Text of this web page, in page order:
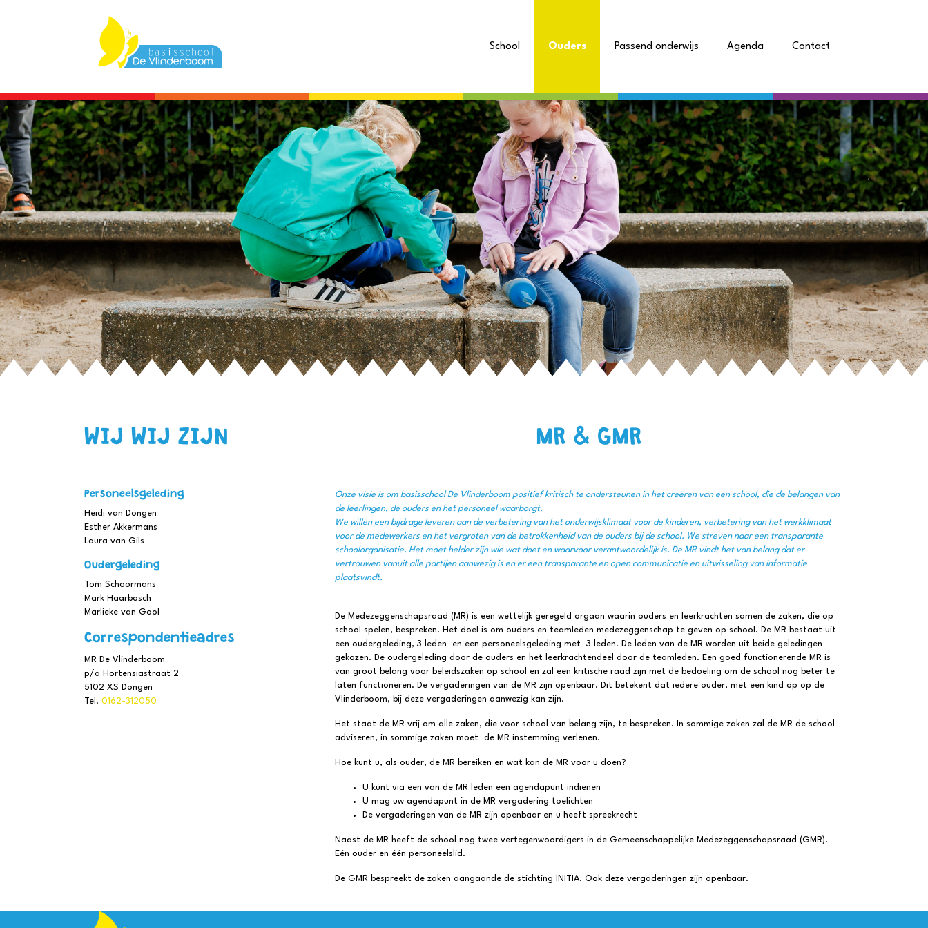
School Ouders Passend onderwijs Agenda Contact
WIJ WIJ ZIJN
Personeelsgeleding
Heidi van Dongen
Esther Akkermans
Laura van Gils
Oudergeleding
Tom Schoormans
Mark Haarbosch
Marlieke van Gool
Correspondentieadres
MR De Vlinderboom
p/a Hortensiastraat 2
5102 XS Dongen
Tel. 0162-312050
MR & GMR
Onze visie is om basisschool De Vlinderboom positief kritisch te ondersteunen in het creëren van een school, die de belangen van
de leerlingen, de ouders en het personeel waarborgt.
We willen een bijdrage leveren aan de verbetering van het onderwijsklimaat voor de kinderen, verbetering van het werkklimaat
voor de medewerkers en het vergroten van de betrokkenheid van de ouders bij de school. We streven naar een transparante
schoolorganisatie. Het moet helder zijn wie wat doet en waarvoor verantwoordelijk is. De MR vindt het van belang dat er
vertrouwen vanuit alle partijen aanwezig is en er een transparante en open communicatie en uitwisseling van informatie
plaatsvindt.
De Medezeggenschapsraad (MR) is een wettelijk geregeld orgaan waarin ouders en leerkrachten samen de zaken, die op
school spelen, bespreken. Het doel is om ouders en teamleden medezeggenschap te geven op school. De MR bestaat uit
een oudergeleding, 3 leden en een personeelsgeleding met 3 leden. De leden van de MR worden uit beide geledingen
gekozen. De oudergeleding door de ouders en het leerkrachtendeel door de teamleden. Een goed functionerende MR is
van groot belang voor beleidszaken op school en zal een kritische raad zijn met de bedoeling om de school nog beter te
laten functioneren. De vergaderingen van de MR zijn openbaar. Dit betekent dat iedere ouder, met een kind op op de
Vlinderboom, bij deze vergaderingen aanwezig kan zijn.
Het staat de MR vrij om alle zaken, die voor school van belang zijn, te bespreken. In sommige zaken zal de MR de school
adviseren, in sommige zaken moet de MR instemming verlenen.
Hoe kunt u, als ouder, de MR bereiken en wat kan de MR voor u doen?
U kunt via een van de MR leden een agendapunt indienen
U mag uw agendapunt in de MR vergadering toelichten
De vergaderingen van de MR zijn openbaar en u heeft spreekrecht
Naast de MR heeft de school nog twee vertegenwoordigers in de Gemeenschappelijke Medezeggenschapsraad (GMR).
Eén ouder en één personeelslid.
De GMR bespreekt de zaken aangaande de stichting INITIA. Ook deze vergaderingen zijn openbaar.